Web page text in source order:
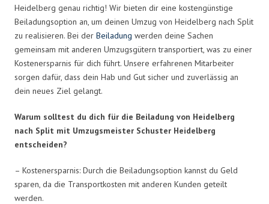
Heidelberg genau richtig! Wir bieten dir eine kostengünstige
Beiladungsoption an, um deinen Umzug von Heidelberg nach Split
zu realisieren. Bei der Beiladung werden deine Sachen
gemeinsam mit anderen Umzugsgütern transportiert, was zu einer
Kostenersparnis für dich führt. Unsere erfahrenen Mitarbeiter
sorgen dafür, dass dein Hab und Gut sicher und zuverlässig an
dein neues Ziel gelangt.
Warum solltest du dich für die Beiladung von Heidelberg
nach Split mit Umzugsmeister Schuster Heidelberg
entscheiden?
– Kostenersparnis: Durch die Beiladungsoption kannst du Geld
sparen, da die Transportkosten mit anderen Kunden geteilt
werden.